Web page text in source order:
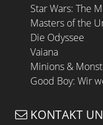
Star Wars: The
Masters of the
Die Odyssee
Vaiana
Minions &
Good Boy: Wir
KONTAKT